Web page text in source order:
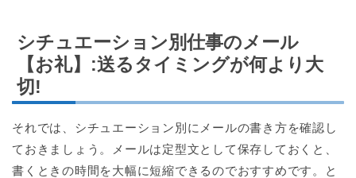
シチュエーション別仕事のメール
【お礼】:送るタイミングが何より大
切!
それでは、シチュエーション別にメールの書き方を確認し
ておきましょう。メールは定型文として保存しておくと、
書くときの時間を大幅に短縮できるのでおすすめです。と